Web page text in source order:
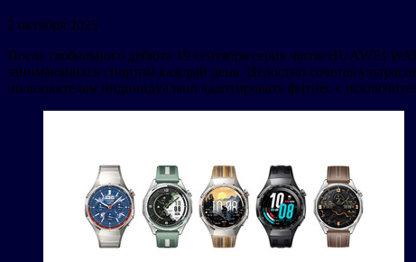
2 октября 2025
После глобального дебюта 19 сентября серия часов HUAWEI
занимающихся спортом каждый день. Целостно сочетая
пользователям индивидуально адаптировать фитнес с